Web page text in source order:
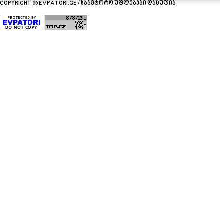
COPYRIGHT © EVPATORI.GE / საავტორო უფლებები დაცულია